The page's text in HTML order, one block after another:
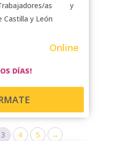
as y
Castilla y León
Online
DÍAS!
3 4 5 →